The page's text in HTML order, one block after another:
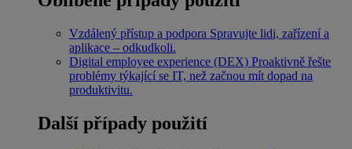
Vzdálený přístup a podpora Spravujte lidi, zařízení a
aplikace – odkudkoli.
Digital employee experience (DEX) Proaktivně řešte
problémy týkající se IT, než začnou mít dopad na
produktivitu.
Další případy použití